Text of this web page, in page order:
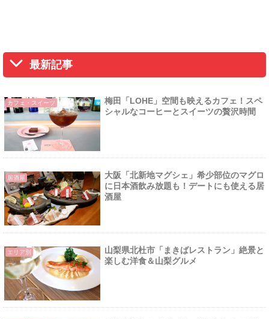
最新記事
カフェ・スイーツ
梅田「LOHE」空間も映えるカフェ！スペ
シャルなコーヒーとスイーツの贅沢時間
居酒屋
大阪「北新地マグシェ」希少部位のマグロ
に日本酒飲み放題も！デートにも使える居
酒屋
エリア別
山梨県北杜市「まきばレストラン」絶景と
楽しむ洋食＆山梨グルメ